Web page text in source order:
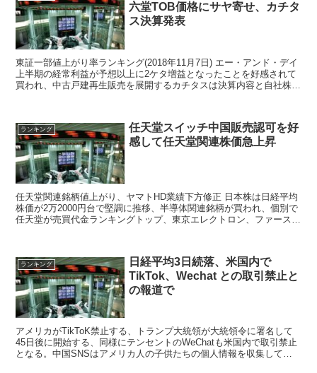
六堂TOB価格にサヤ寄せ、カチタ
ス決算発表
東証一部値上がり率ランキング(2018年11月7日) エー・アンド・デイ
上半期の経常利益が予想以上に2ケタ増益となったことを好感されて
買われ、中古戸建再生販売を展開するカチタスは決算内容と自社株買
ランキング
任天堂スイッチ中国販売認可を好
感して任天堂関連株価急上昇
任天堂関連銘柄値上がり、ヤマトHD業績下方修正 日本株は日経平均
株価が2万2000円台で堅調に推移、半導体関連銘柄が買われ、個別で
任天堂が売買代金ランキングトップ、東京エレクトロン、ファースト
ランキング
日経平均3日続落、米国内で
TikTok、Wechat との取引禁止と
の報道で
アメリカがTikToK禁止する、トランプ大統領が大統領令に署名して
45日後に開始する、同様にテンセントのWeChatも米国内で取引禁止
となる。中国SNSはアメリカ人の子供たちの個人情報を収集してい